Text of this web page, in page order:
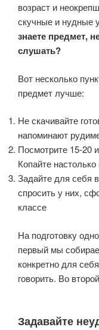
возраст и
скучные и нудные
знаете предмет,
слушать?
Вот несколько
предмет лучше:
Не скачивайте
напоминают
Посмотрите 15-20
Копайте
Задайте для себя
спросить у них,
классе
На подготовку
первый мы
конкретно для
говорить. Во
Задавайте